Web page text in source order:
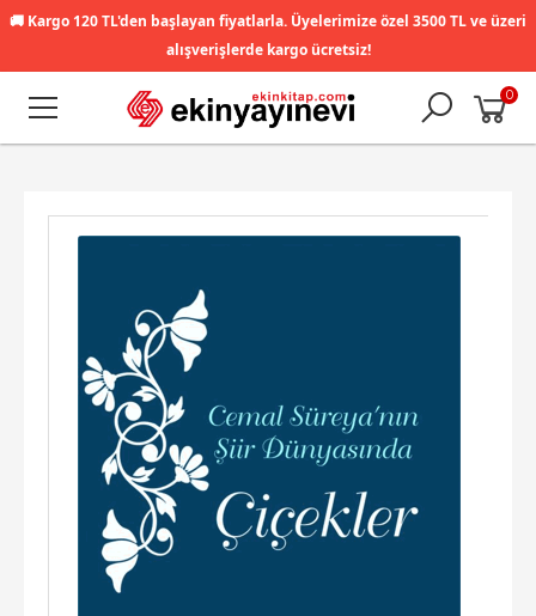
🚚 Kargo 120 TL'den başlayan fiyatlarla. Üyelerimize özel 3500 TL ve üzeri
alışverişlerde kargo ücretsiz!
0